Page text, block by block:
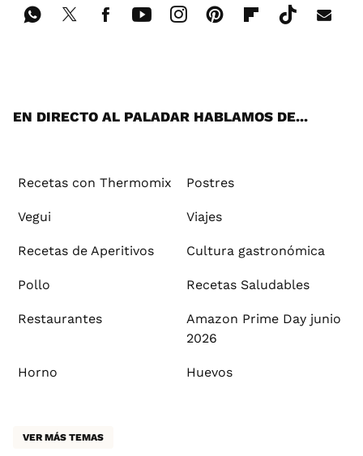
EN DIRECTO AL PALADAR HABLAMOS DE...
Recetas con Thermomix Postres
Vegui Viajes
Recetas de Aperitivos Cultura gastronómica
Pollo Recetas Saludables
Restaurantes
Amazon Prime Day junio
2026
Horno Huevos
VER MÁS TEMAS